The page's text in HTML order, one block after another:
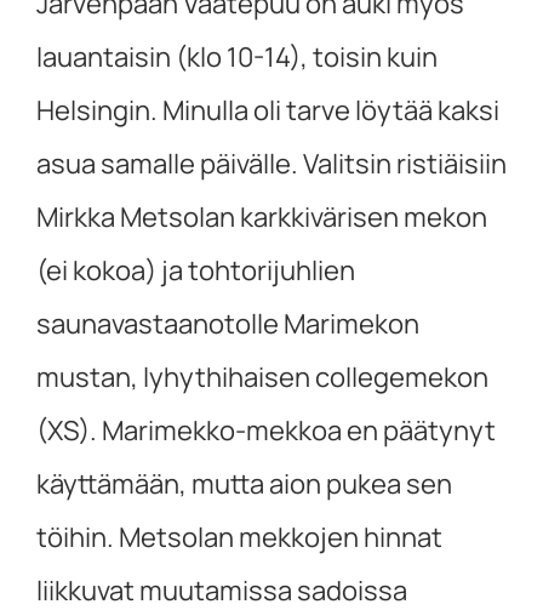
lauantaisin (klo 10-14), toisin kuin
Helsingin. Minulla oli tarve löytää kaksi
asua samalle päivälle. Valitsin ristiäisiin
Mirkka Metsolan karkkivärisen mekon
(ei kokoa) ja tohtorijuhlien
saunavastaanotolle Marimekon
mustan, lyhythihaisen collegemekon
(XS). Marimekko-mekkoa en päätynyt
käyttämään, mutta aion pukea sen
töihin. Metsolan mekkojen hinnat
liikkuvat muutamissa sadoissa